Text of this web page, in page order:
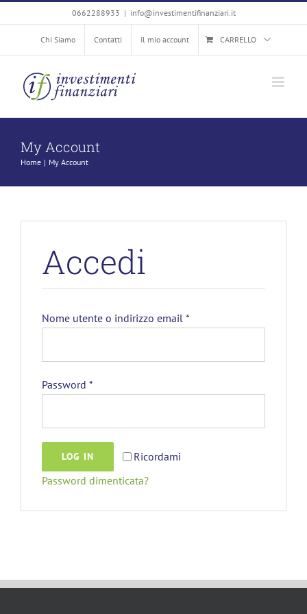
al
contenuto
0662288933 | info@investimentifinanziari.it
Chi Siamo Contatti Il mio account CARRELLO
My Account
Home My Account
Accedi
Nome utente o indirizzo email *
Password *
Ricordami
LOG IN
Password dimenticata?